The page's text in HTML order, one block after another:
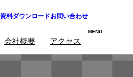
資料ダウンロードお問い合わせ
会社概要 アクセス